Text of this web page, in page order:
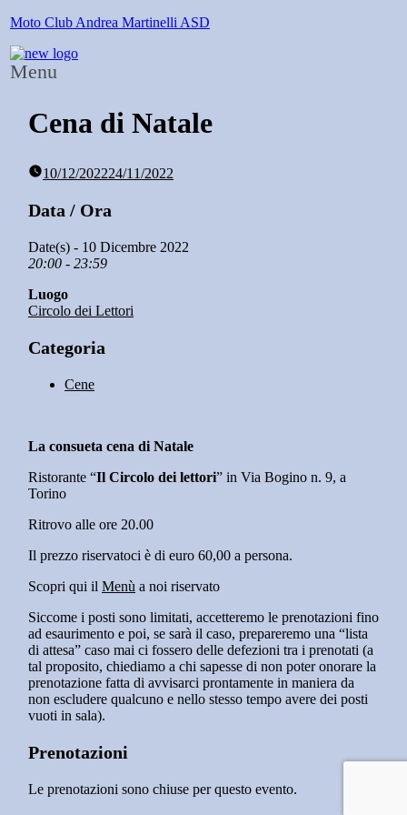
Moto Club Andrea Martinelli ASD
Menu
Cena di Natale
10/12/202224/11/2022
Data / Ora
Date(s) - 10 Dicembre 2022
20:00 - 23:59
Luogo
Circolo dei Lettori
Categoria
Cene
La consueta cena di Natale
Ristorante “Il Circolo dei lettori” in Via Bogino n. 9, a
Torino
Ritrovo alle ore 20.00
Il prezzo riservatoci è di euro 60,00 a persona.
Scopri qui il Menù a noi riservato
Siccome i posti sono limitati, accetteremo le prenotazioni fino
ad esaurimento e poi, se sarà il caso, prepareremo una “lista
di attesa” caso mai ci fossero delle defezioni tra i prenotati (a
tal proposito, chiediamo a chi sapesse di non poter onorare la
prenotazione fatta di avvisarci prontamente in maniera da
non escludere qualcuno e nello stesso tempo avere dei posti
vuoti in sala).
Prenotazioni
Le prenotazioni sono chiuse per questo evento.